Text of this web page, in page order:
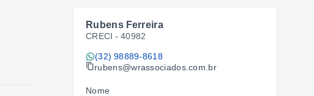
Rubens Ferreira
CRECI -40982
(32) 98889-8618
rubens@wrassociados.com.br
Nome